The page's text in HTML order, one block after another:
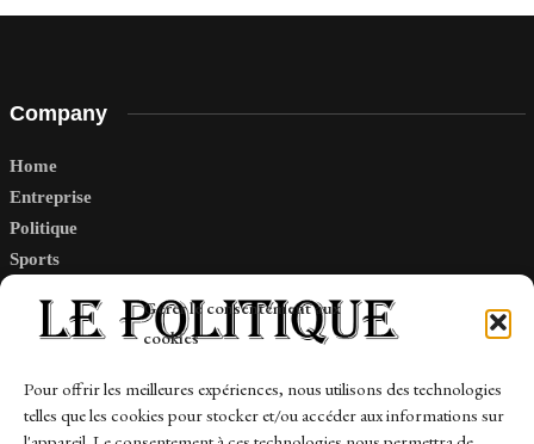
Gérer le consentement aux
cookies
Pour offrir les meilleures expériences, nous utilisons des technologies
telles que les cookies pour stocker et/ou accéder aux informations sur
Company
Home
Entreprise
Politique
Sports
Links